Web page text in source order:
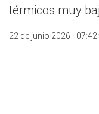
térmicos muy
22 de junio 2026 -